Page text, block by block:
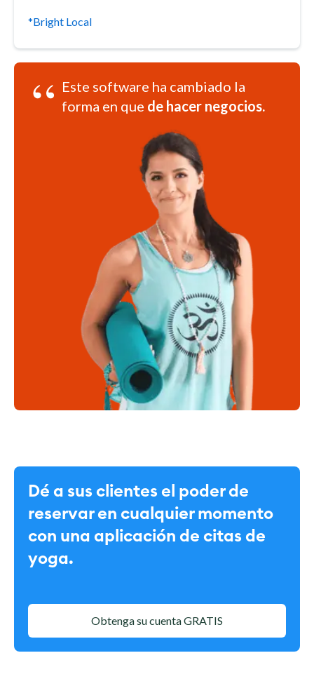
*Bright Local
“ Este software ha cambiado la
forma en que de hacer negocios.
Dé a sus clientes el poder de
reservar en cualquier momento
con una aplicación de citas de
yoga.
Obtenga su cuenta GRATIS